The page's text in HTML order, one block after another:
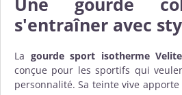
s'entraîner avec
La gourde sport isotherme
conçue pour les sportifs qui
personnalité. Sa teinte vive